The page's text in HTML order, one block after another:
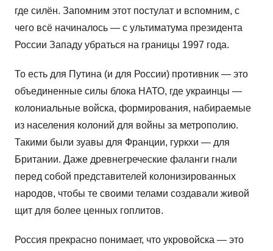
где силён. Запомним этот постулат и вспомним, с
чего всё начиналось — с ультиматума президента
России Западу убраться на границы 1997 года.
То есть для Путина (и для России) противник — это
объединенные силы блока НАТО, где украинцы —
колониальные войска, формирования, набираемые
из населения колоний для войны за метрополию.
Такими были зуавы для Франции, гуркхи — для
Британии. Даже древнегреческие фаланги гнали
перед собой представителей колонизированных
народов, чтобы те своими телами создавали живой
щит для более ценных гоплитов.
Россия прекрасно понимает, что укровойска — это